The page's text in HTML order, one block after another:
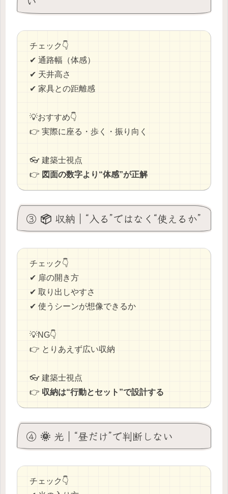
チェック👇
✔ 通路幅（体感）
✔ 天井高さ
✔ 家具との距離感
💡おすすめ👇
👉 実際に座る・歩く・振り向く
👓 建築士視点
👉 図面の数字より“体感”が正解
③ 📦 収納｜“入る”ではなく“使えるか”
チェック👇
✔ 扉の開き方
✔ 取り出しやすさ
✔ 使うシーンが想像できるか
💡NG👇
👉 とりあえず広い収納
👓 建築士視点
👉 収納は“行動とセット”で設計する
④ 🌞 光｜“昼だけ”で判断しない
チェック👇